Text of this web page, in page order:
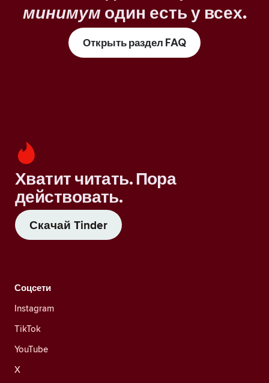
минимум один есть у всех.
Открыть раздел FAQ
Хватит читать. Пора
действовать.
Скачай Tinder
Соцсети
Instagram
TikTok
YouTube
X